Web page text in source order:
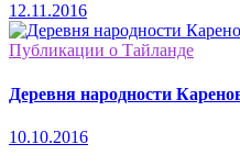
12.11.2016
Публикации о Тайланде
Деревня народности
10.10.2016